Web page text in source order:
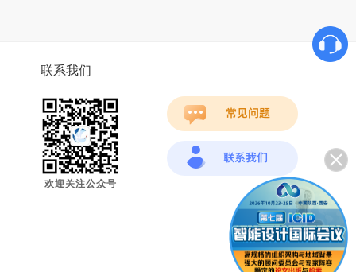
联系我们
欢迎关注公众号